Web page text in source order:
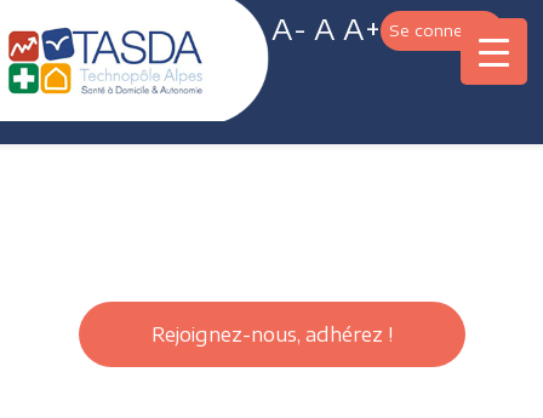
A- A A+ Se connecter
Rejoignez-nous, adhérez !